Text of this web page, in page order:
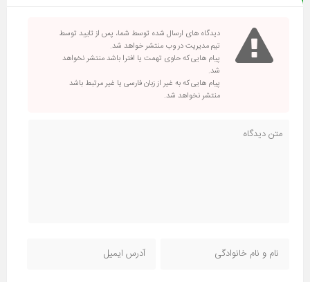
دیدگاه های ارسال شده توسط شما، پس از تایید توسط
تیم مدیریت در وب منتشر خواهد شد.
پیام هایی که حاوی تهمت یا افترا باشد منتشر نخواهد
شد.
پیام هایی که به غیر از زبان فارسی یا غیر مرتبط باشد
منتشر نخواهد شد.